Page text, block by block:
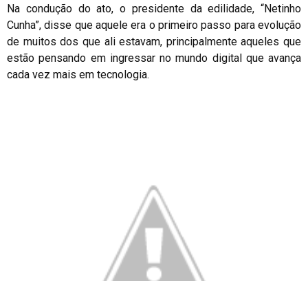
Na condução do ato, o presidente da edilidade, “Netinho
Cunha”, disse que aquele era o primeiro passo para evolução
de muitos dos que ali estavam, principalmente aqueles que
estão pensando em ingressar no mundo digital que avança
cada vez mais em tecnologia.